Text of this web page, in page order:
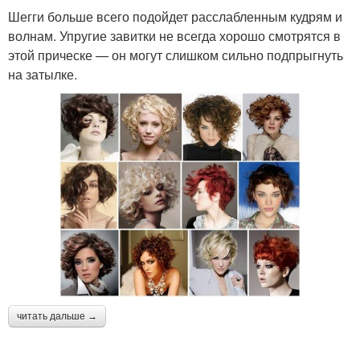
Шегги больше всего подойдет расслабленным кудрям и
волнам. Упругие завитки не всегда хорошо смотрятся в
этой прическе — он могут слишком сильно подпрыгнуть
на затылке.
читать дальше →